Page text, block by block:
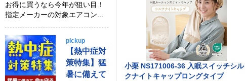
小栗 NS171006-36 入眠スイッチシル
クナイトキャップロングタイプ
お得に買うなら今年が狙い目！
指定メーカーの対象エアコン...
pickup
【熱中症対
策特集】猛
暑に備えて